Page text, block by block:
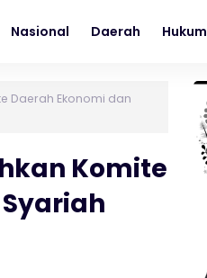
Nasional Daerah Hukum
Daerah Ekonomi dan
Komite